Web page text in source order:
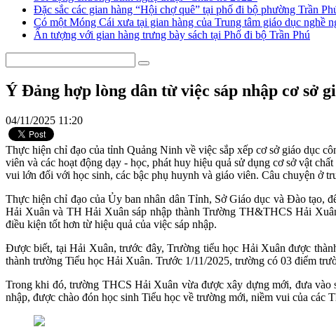
Đặc sắc các gian hàng “Hội chợ quê” tại phố đi bộ phường Trần
Có một Móng Cái xưa tại gian hàng của Trung tâm giáo dục nghề
Ấn tượng với gian hàng trưng bày sách tại Phố đi bộ Trần Phú
Ý Đảng hợp lòng dân từ việc sáp nhập cơ sở
04/11/2025 11:20
Thực hiện chỉ đạo của tỉnh Quảng Ninh về việc sắp xếp cơ sở giáo dục
viên và các hoạt động dạy - học, phát huy hiệu quả sử dụng cơ sở vật
vui lớn đối với học sinh, các bậc phụ huynh và giáo viên. Câu chuyện ở
Thực hiện chỉ đạo của Ủy ban nhân dân Tỉnh, Sở Giáo dục và Đào tạo,
Hải Xuân và TH Hải Xuân sáp nhập thành Trường TH&THCS Hải
điều kiện tốt hơn từ hiệu quả của việc sáp nhập.
Được biết, tại Hải Xuân, trước đây, Trường tiểu học Hải Xuân được
thành trường Tiểu học Hải Xuân. Trước 1/11/2025, trường có 03 điểm
Trong khi đó, trường THCS Hải Xuân vừa được xây dựng mới, đưa vào
nhập, được chào đón học sinh Tiểu học về trường mới, niềm vui của các